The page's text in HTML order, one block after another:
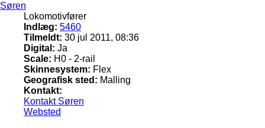
Søren
Lokomotivfører
Indlæg: 5460
Tilmeldt: 30 jul 2011, 08:36
Digital: Ja
Scale: H0 - 2-rail
Skinnesystem: Flex
Geografisk sted: Malling
Kontakt:
Kontakt Søren
Websted